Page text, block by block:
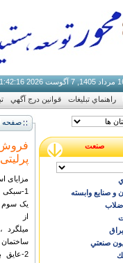
:42:17
راهنماي تبليغات قوانين درج آگهي
صنعت
و صنایع وابسته
صنعتي
صفحه
پرلیتی
مزایای
1-سبکی
یک سوم
از
ساختمان در
2-